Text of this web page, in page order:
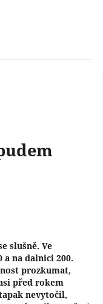
slušně. Ve
a na dalnici 200.
prozkumat,
před rokem
nevytočil,